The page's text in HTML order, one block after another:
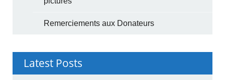
Remerciements aux Donateurs
Latest Posts